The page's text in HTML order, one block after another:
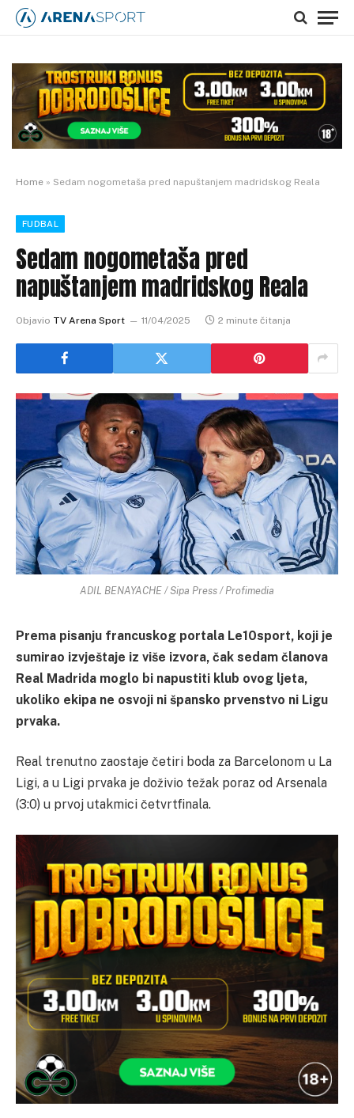
Home » Sedam nogometaša pred napuštanjem madridskog Reala
FUDBAL
Sedam nogometaša pred
napuštanjem madridskog Reala
Objavio TV Arena Sport 11/04/2025 2 minute čitanja
ADIL BENAYACHE / Sipa Press / Profimedia
Prema pisanju francuskog portala Le10sport, koji je
sumirao izvještaje iz više izvora, čak sedam članova
Real Madrida moglo bi napustiti klub ovog ljeta,
ukoliko ekipa ne osvoji ni špansko prvenstvo ni Ligu
prvaka.
Real trenutno zaostaje četiri boda za Barcelonom u La
Ligi, a u Ligi prvaka je doživio težak poraz od Arsenala
(3:0) u prvoj utakmici četvrtfinala.